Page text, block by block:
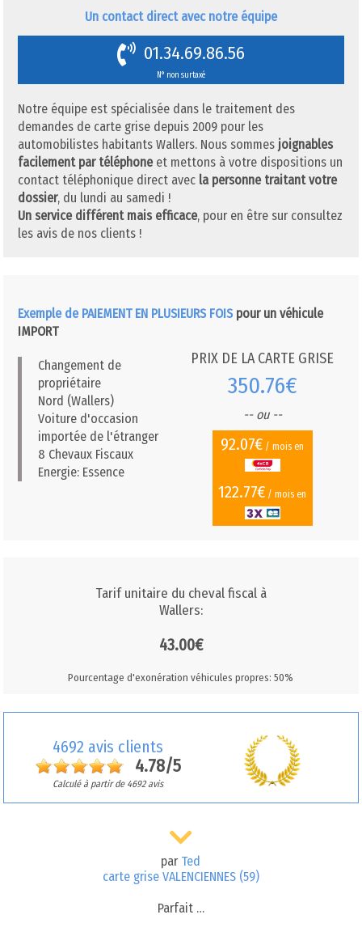
Un contact direct avec notre équipe
01.34.69.86.56
N° non surtaxé
Notre équipe est spécialisée dans le traitement des
demandes de carte grise depuis 2009 pour les
automobilistes habitants Wallers. Nous sommes joignables
facilement par téléphone et mettons à votre dispositions un
contact téléphonique direct avec la personne traitant votre
dossier, du lundi au samedi !
Un service différent mais efficace, pour en être sur consultez
les avis de nos clients !
Exemple de PAIEMENT EN PLUSIEURS FOIS pour un véhicule
IMPORT
Changement de
propriétaire
Nord (Wallers)
Voiture d'occasion
importée de l'étranger
8 Chevaux Fiscaux
Energie: Essence
PRIX DE LA CARTE GRISE
350.76€
-- ou --
92.07€ / mois en
122.77€ / mois en
Tarif unitaire du cheval fiscal à
Wallers:
43.00€
Pourcentage d'exonération véhicules propres: 50%
4692 avis clients
4.78/5
Calculé à partir de 4692 avis
par Ted
carte grise VALENCIENNES (59)
Parfait …